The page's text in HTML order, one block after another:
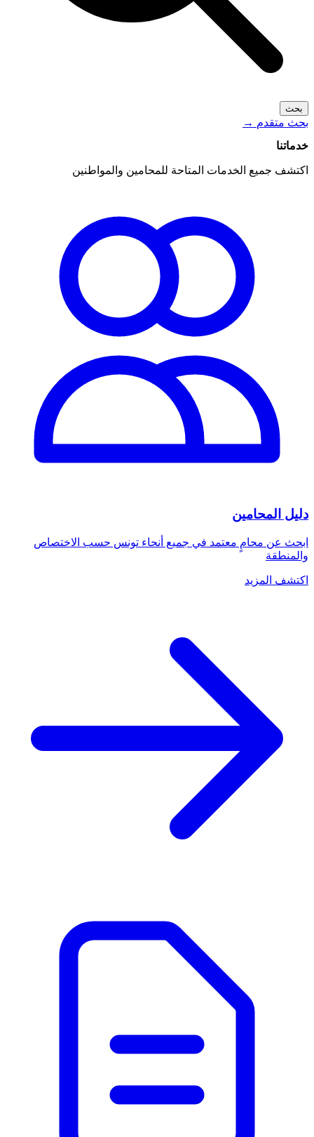
بحث
بحث متقدم →
خدماتنا
اكتشف جميع الخدمات المتاحة للمحامين والمواطنين
دليل المحامين
ابحث عن محامٍ معتمد في جميع أنحاء تونس حسب الاختصاص
والمنطقة
اكتشف المزيد